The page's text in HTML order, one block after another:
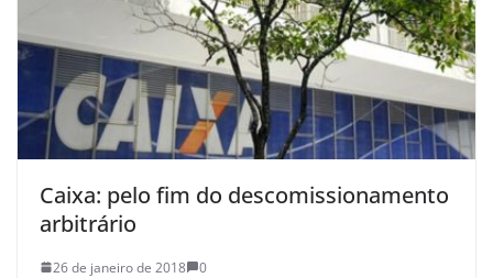
Caixa: pelo fim do descomissionamento
arbitrário
26 de janeiro de 2018 0